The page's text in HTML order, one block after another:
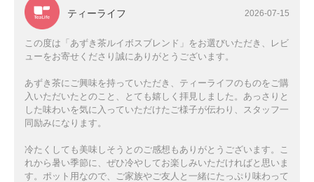
ティーライフ 2026-07-15
この度は「あずき茶ルイボスブレンド」をお選びいただき、レビ
ューをお寄せくださり誠にありがとうございます。
あずき茶にご興味を持っていただき、ティーライフのものをご購
入いただいたとのこと、とても嬉しく拝見しました。あっさりと
した味わいを気に入っていただけたご様子が伝わり、スタッフ一
同励みになります。
冷たくしても美味しそうとのご感想もありがとうございます。こ
れから暑い季節に、ぜひ冷やしてお楽しみいただければと思いま
す。ポット用なので、ご家族やご友人と一緒にたっぷり味わって